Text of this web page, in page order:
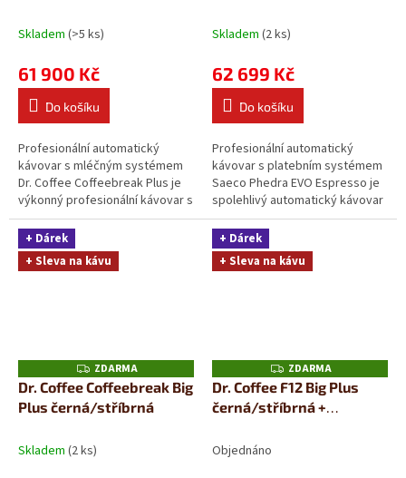
Skladem (>5 ks)
61 900 Kč
Do košíku
Profesionální automatický
kávovar s mléčným systémem
Dr. Coffee Coffeebreak Plus je
výkonný profesionální kávovar s
automatickým mléčným
systémem, navržený...
Skladem (2 ks)
62 699 Kč
Do košíku
Profesionální automatický
kávovar s platebním systémem
Saeco Phedra EVO Espresso je
spolehlivý automatický kávovar
optimalizovaný pro každodenní
výdej...
+ Dárek
+ Sleva na kávu
Z
D
A
R
M
ZDARMA
Dr. Coffee Coffeebreak Big
Plus černá/stříbrná
Skladem (2 ks)
+ Dárek
+ Sleva na kávu
Z
D
A
R
ZDARMA
Dr. Coffee F12 Big Plus
černá/stříbrná +
Objednáno